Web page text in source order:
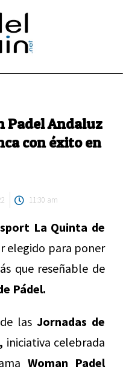
Padel Andaluz
con éxito en
11:30 am
La Quinta de
elegido para poner
que reseñable de
Pádel.
lasJornadas de
iniciativa celebrada
Woman Padel